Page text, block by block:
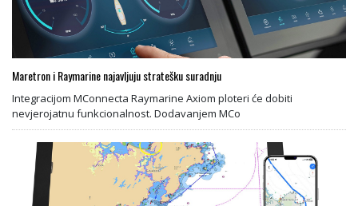
Maretron i Raymarine najavljuju stratešku suradnju
Integracijom MConnecta Raymarine Axiom ploteri će dobiti
nevjerojatnu funkcionalnost. Dodavanjem MCo